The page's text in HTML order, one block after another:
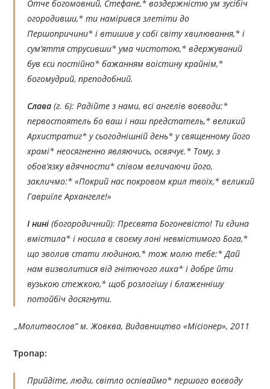
Отче богомовний, Стефане,* воздержністю ум зусібіч
огородивши,* ти намірився злетіти до
Першопричини* і втишив у собі світу хвилювання,* і
сум’яття струсивши* ума чистотою,* вдержуваний
був єси постійно* бажанням воістину крайнім,*
богомудрий, преподобний.
Слава (г. 6):Радійте з нами, всі ангелів воєводи:*
первостоятель бо ваш і наш предстатель,* великий
Архистратиг* у сьогоднішній день* у священному його
храмі* неосягненно являючись, освячує.* Тому, з
обов’язку вдячности* співом величаючи його,
закличмо:* «Покрий нас покровом крил твоїх,* великий
Гавриїле Архангеле!»
І нині (богородичний): Пресвята Богоневісто! Ти єдина
вмістила* і носила в своєму лоні невмістимого Бога,*
що зволив стати людиною,* тож молю тебе:* Дай
нам визволитися від гнітючого лиха* і добре йти
вузькою стежкою,* щоб розлогішу і блаженнішу
потойбіч досягнути.
„Молитвослов” м. Жовква, Видавництво «Місіонер», 2011
Тропар:
Прийдіте, люди, світло оспіваймо* першого воєводу